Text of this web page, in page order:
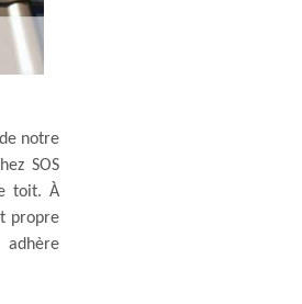
notre
SOS
toit. À
propre